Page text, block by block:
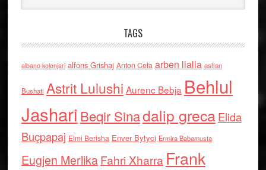
TAGS
albano kolonjari alfons Grishaj Anton Cefa arben llalla asllan
Bushati Astrit Lulushi Aurenc Bebja Behlul
Jashari Beqir Sinadalip grecaElida
Buçpapaj Elmi Berisha Enver Bytyci Ermira Babamusta
Eugjen MerlikaFahri Xharra Frank